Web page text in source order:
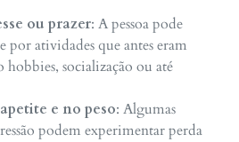
ou prazer: A pessoa pode
por atividades que antes eram
hobbies, socialização ou até
e no peso: Algumas
podem experimentar perda